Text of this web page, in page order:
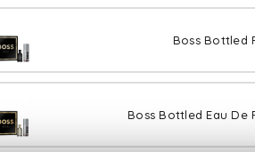
Boss Bottled
Boss Bottled Eau De